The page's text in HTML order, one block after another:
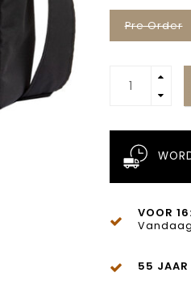
Pre Order
VOOR
55 JAAR